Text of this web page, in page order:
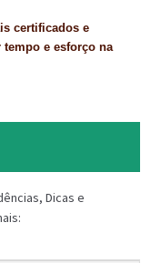
certificados e
e esforço na
Dicas e